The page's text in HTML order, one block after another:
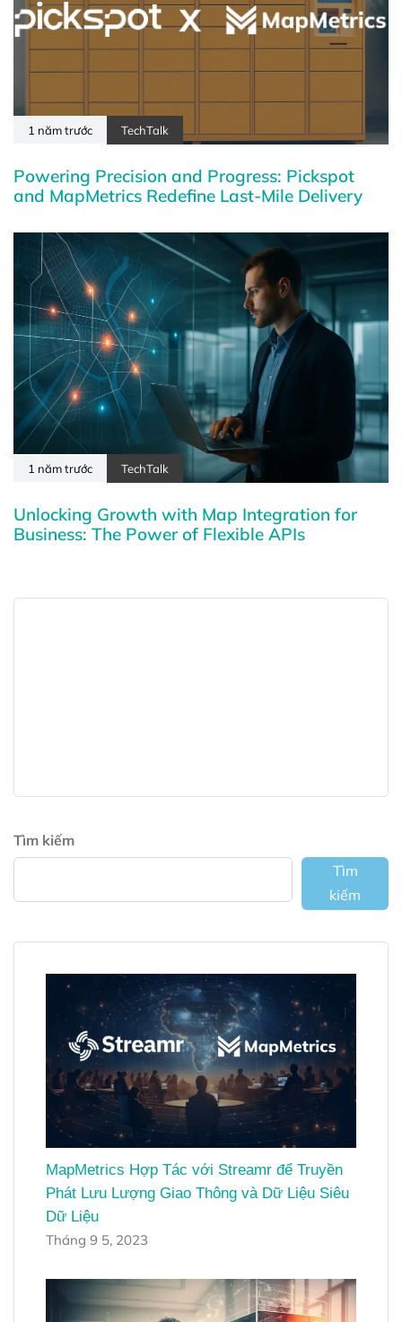
1 năm trước TechTalk
Powering Precision and Progress: Pickspot
and MapMetrics Redefine Last-Mile Delivery
1 năm trước TechTalk
Unlocking Growth with Map Integration for
Business: The Power of Flexible APIs
Tìm kiếm
Tìm
kiếm
MapMetrics Hợp Tác với Streamr để Truyền
Phát Lưu Lượng Giao Thông và Dữ Liệu Siêu
Dữ Liệu
Tháng 9 5, 2023